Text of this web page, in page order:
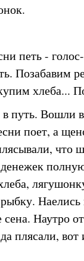
петь -
Позабавим
хлеба...
путь. Вошли
поет, а
что
Наутро
плясали, вот